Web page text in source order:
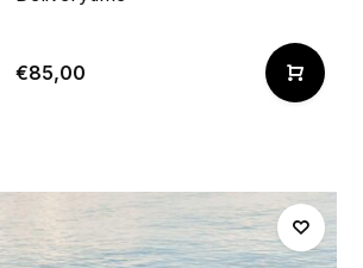
€85,00